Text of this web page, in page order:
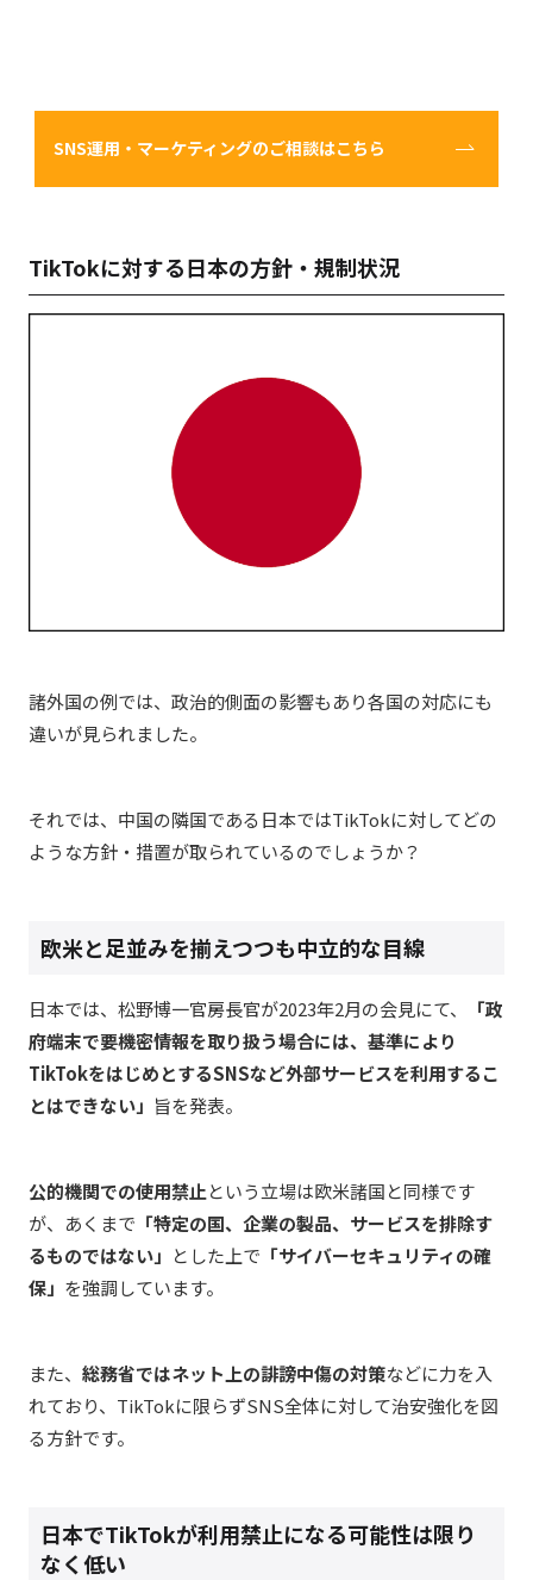
SNS運用・マーケティングのご相談はこちら
TikTokに対する日本の方針・規制状況
諸外国の例では、政治的側面の影響もあり各国の対応にも
違いが見られました。
それでは、中国の隣国である日本ではTikTokに対してどの
ような方針・措置が取られているのでしょうか？
欧米と足並みを揃えつつも中立的な目線
日本では、松野博一官房長官が2023年2月の会見にて、
「政
府端末で要機密情報を取り扱う場合には、基準により
TikTokをはじめとするSNSなど外部サービスを利用するこ
とはできない」 旨を発表。
公的機関での使用禁止という立場は欧米諸国と同様です
が、あくまで 「特定の国、企業の製品、サービスを排除す
るものではない」 とした上で 「サイバーセキュリティの確
保」 を強調しています。
また、 総務省ではネット上の誹謗中傷の対策などに力を入
れており、TikTokに限らずSNS全体に対して治安強化を図
る方針です。
日本でTikTokが利用禁止になる可能性は限り
なく低い